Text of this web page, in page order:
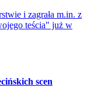
i zagrała m.in. z
teścia" już w
scen